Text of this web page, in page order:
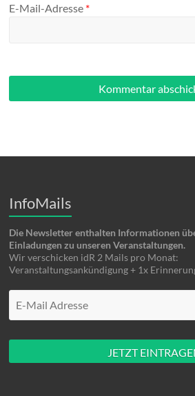
E-Mail-Adresse *
InfoMails
Die Newsletter enthalten Informationen
Einladungen zu unseren Veranstaltungen.
Wir verschicken idR 2 Mails pro Monat:
Veranstaltungsankündigung + 1x